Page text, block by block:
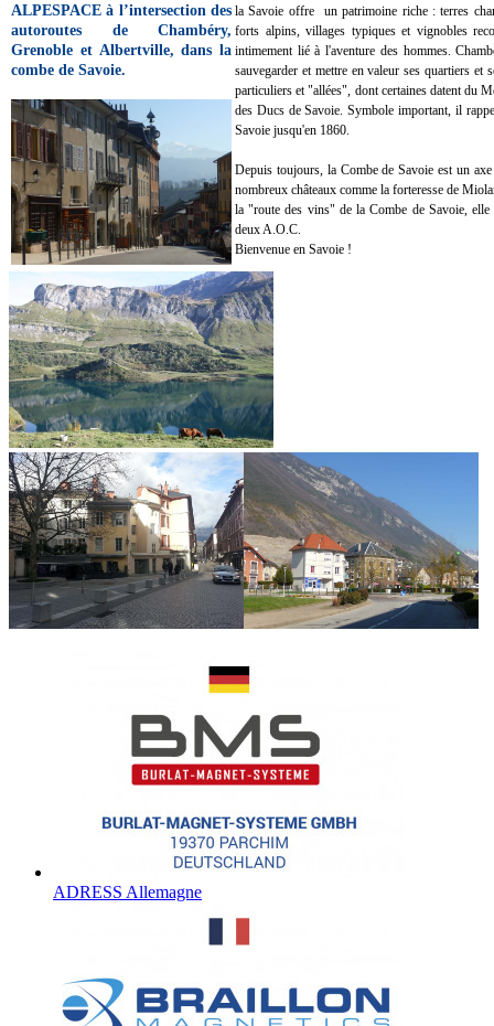
ALPESPACE à l’intersection des
autoroutes de Chambéry,
Grenoble et Albertville, dans la
combe de Savoie.
la Savoie offre un patrimoine riche : terres
forts alpins, villages typiques et vignobles
intimement lié à l'aventure des hommes.
sauvegarder et mettre en valeur ses quartiers et
particuliers et "allées", dont certaines datent du
des Ducs de Savoie. Symbole important, il
Savoie jusqu'en 1860.
Depuis toujours, la Combe de Savoie est un
nombreux châteaux comme la forteresse de
la "route des vins" de la Combe de Savoie,
deux A.O.C.
Bienvenue en Savoie !
ADRESS Allemagne